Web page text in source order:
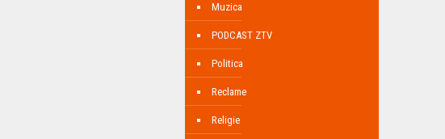
Muzica
PODCAST ZTV
Politica
Reclame
Religie